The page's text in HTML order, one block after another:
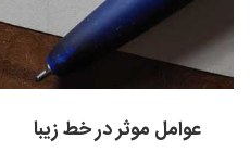
عوامل موثر در خط زیبا